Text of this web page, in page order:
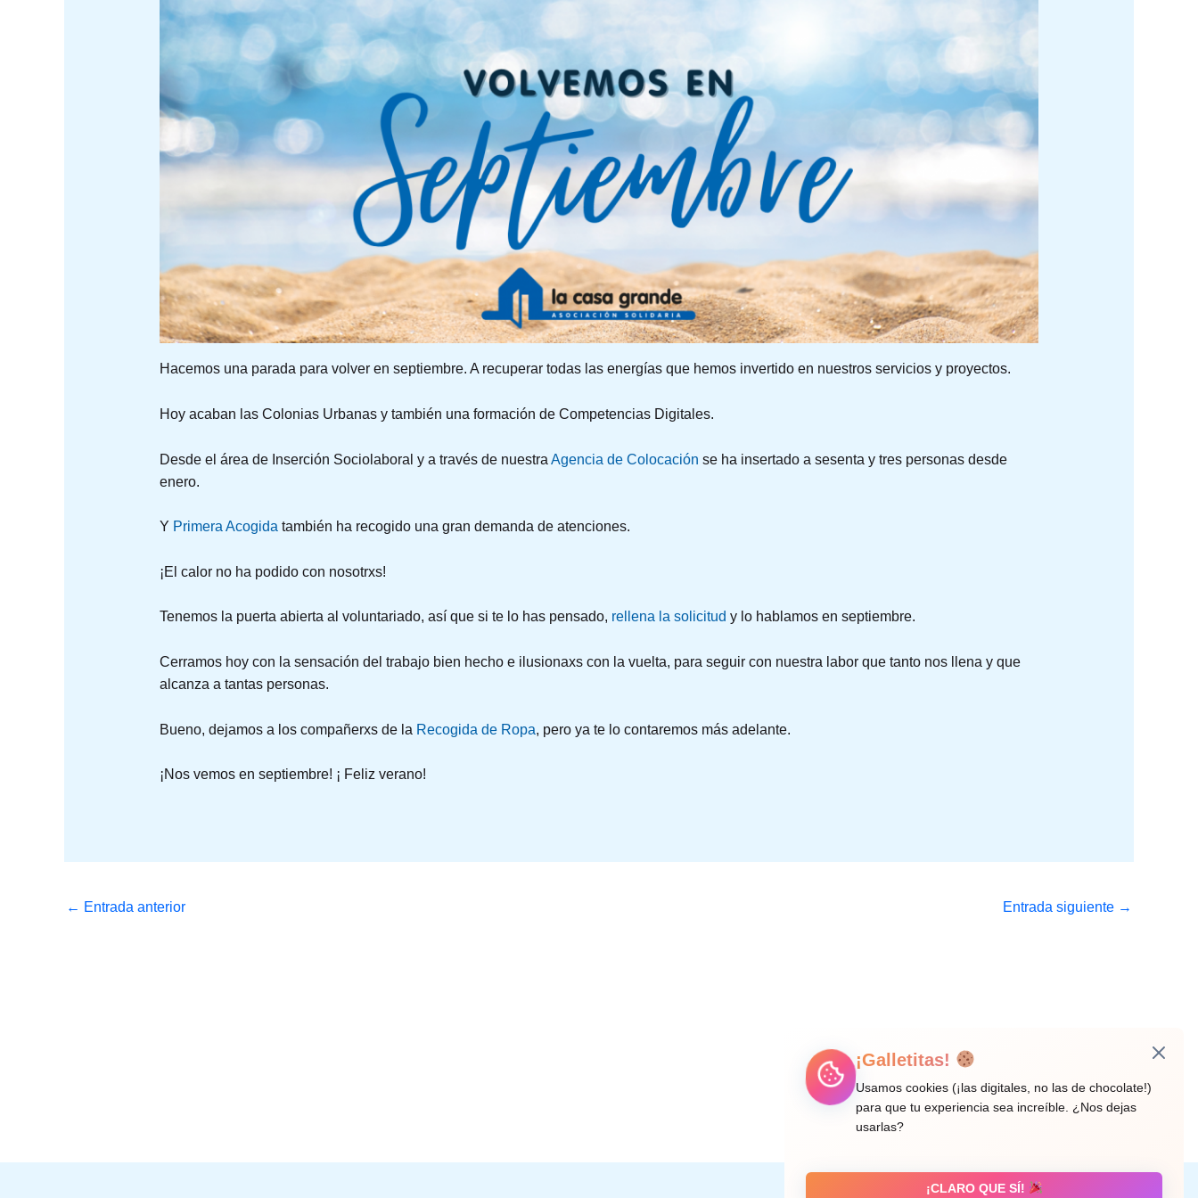
Hacemos una parada para volver en septiembre. A recuperar todas las energías que hemos invertido en nuestros servicios y proyectos.
Hoy acaban las Colonias Urbanas y también una formación de Competencias Digitales.
Desde el área de Inserción Sociolaboral y a través de nuestra Agencia de Colocación se ha insertado a sesenta y tres personas desde
enero.
Y Primera Acogida también ha recogido una gran demanda de atenciones.
¡El calor no ha podido con nosotrxs!
Tenemos la puerta abierta al voluntariado, así que si te lo has pensado, rellena la solicitud y lo hablamos en septiembre.
Cerramos hoy con la sensación del trabajo bien hecho e ilusionaxs con la vuelta, para seguir con nuestra labor que tanto nos llena y que
alcanza a tantas personas.
Bueno, dejamos a los compañerxs de la Recogida de Ropa, pero ya te lo contaremos más adelante.
¡Nos vemos en septiembre! ¡ Feliz verano!
← Entrada anterior Entrada siguiente →
¡Galletitas!
Usamos cookies (¡las digitales, no las de chocolate!)
para que tu experiencia sea increíble. ¿Nos dejas
usarlas?
¡CLARO QUE SÍ!